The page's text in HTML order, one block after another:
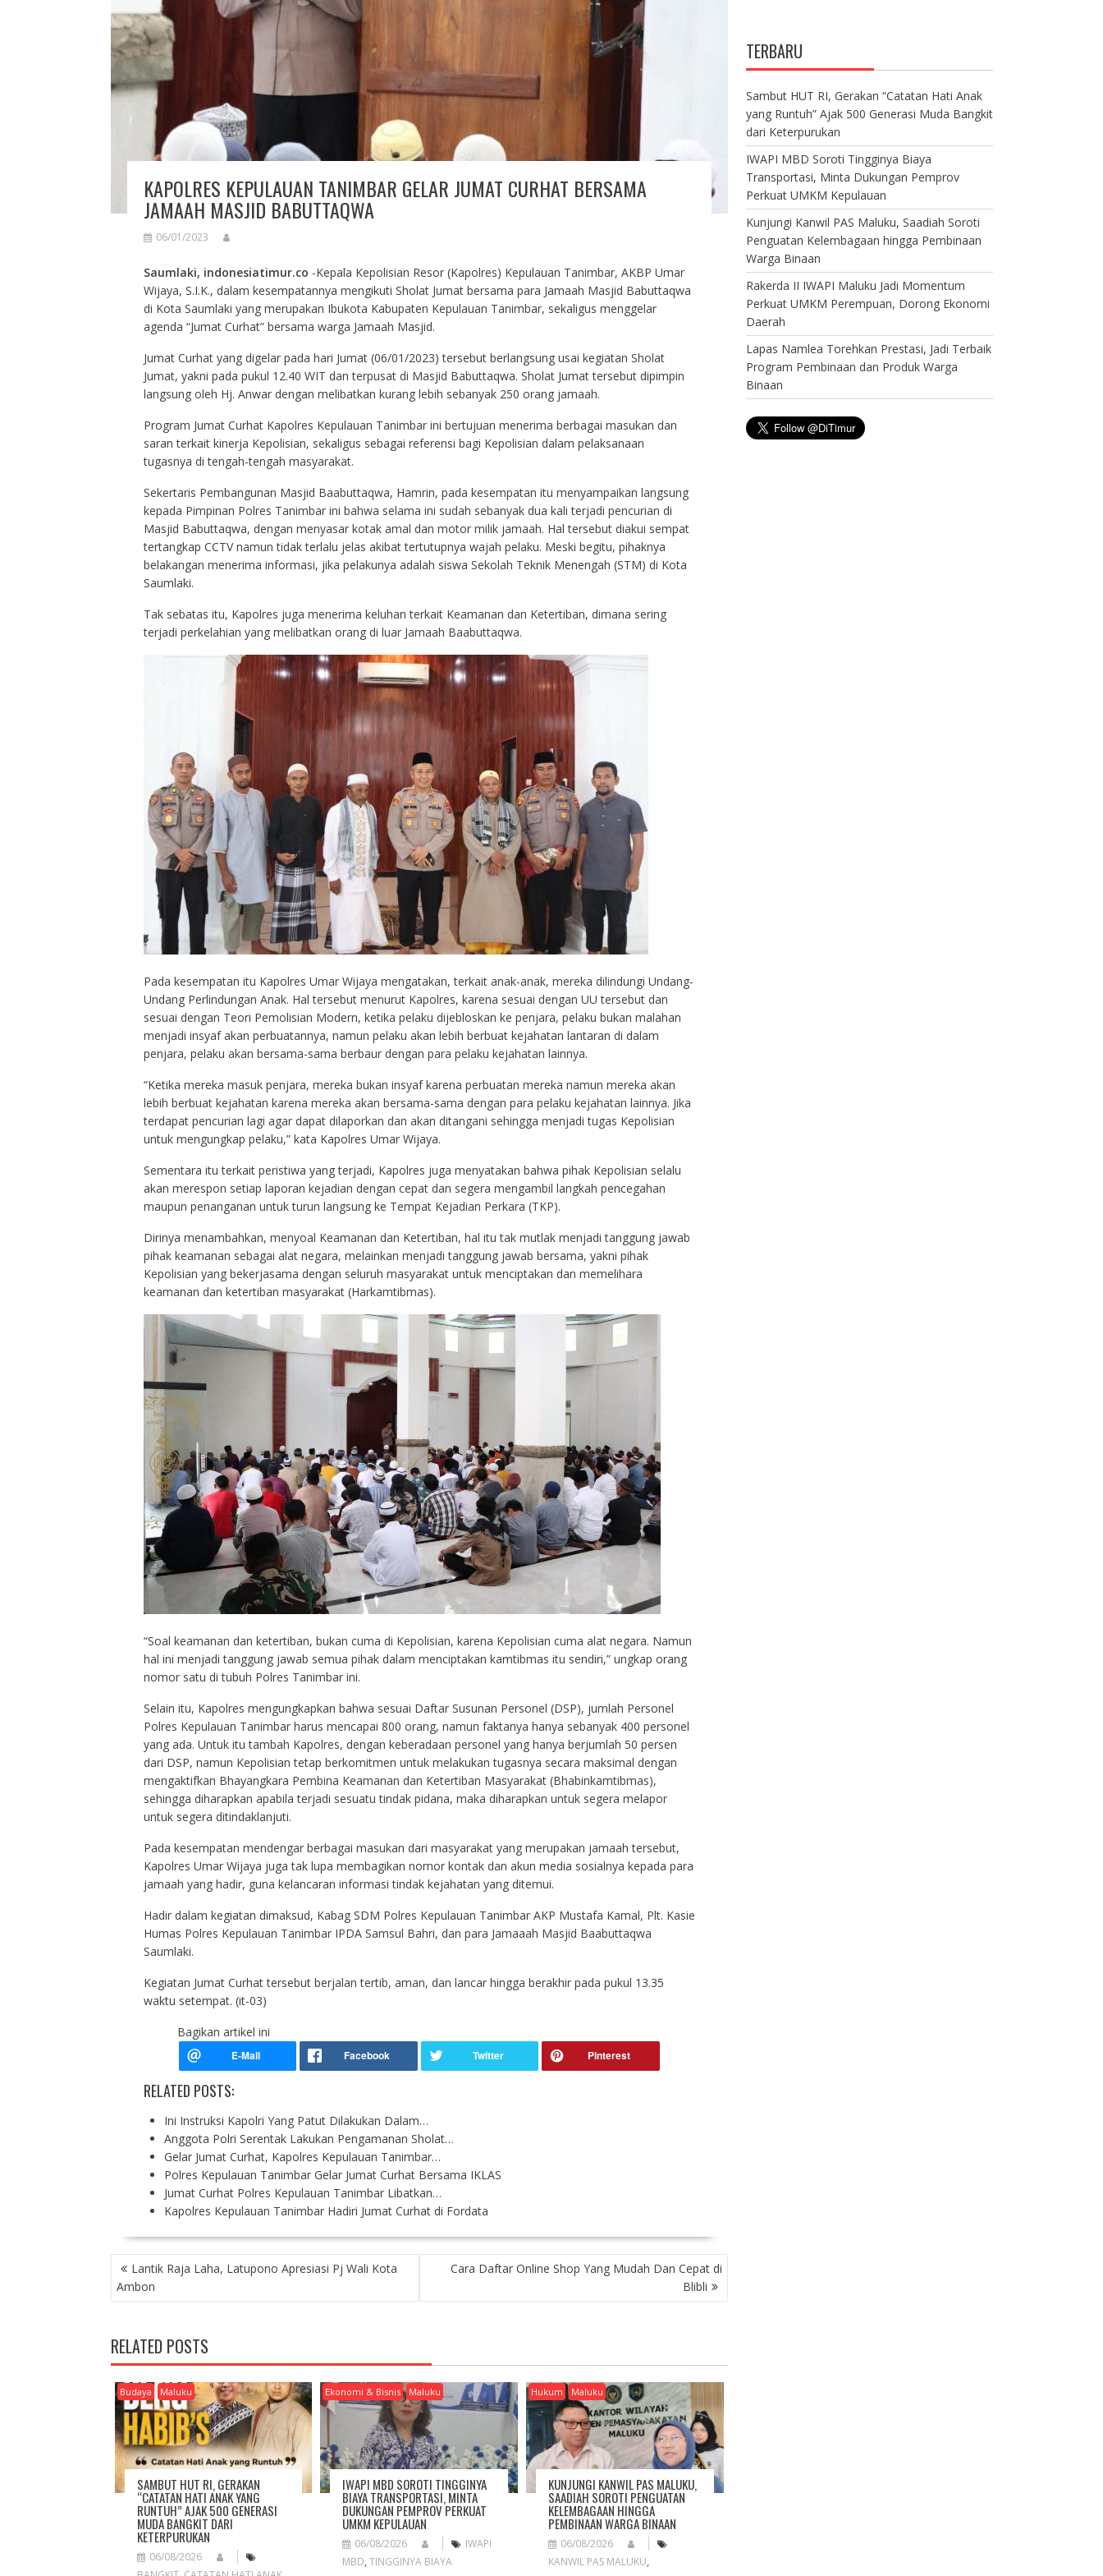
KAPOLRES KEPULAUAN TANIMBAR GELAR JUMAT CURHAT BERSAMA
JAMAAH MASJID BABUTTAQWA
06/01/2023
Saumlaki, indonesiatimur.co -Kepala Kepolisian Resor (Kapolres) Kepulauan Tanimbar, AKBP Umar
Wijaya, S.I.K., dalam kesempatannya mengikuti Sholat Jumat bersama para Jamaah Masjid Babuttaqwa
di Kota Saumlaki yang merupakan Ibukota Kabupaten Kepulauan Tanimbar, sekaligus menggelar
agenda “Jumat Curhat” bersama warga Jamaah Masjid.
Jumat Curhat yang digelar pada hari Jumat (06/01/2023) tersebut berlangsung usai kegiatan Sholat
Jumat, yakni pada pukul 12.40 WIT dan terpusat di Masjid Babuttaqwa. Sholat Jumat tersebut dipimpin
langsung oleh Hj. Anwar dengan melibatkan kurang lebih sebanyak 250 orang jamaah.
Program Jumat Curhat Kapolres Kepulauan Tanimbar ini bertujuan menerima berbagai masukan dan
saran terkait kinerja Kepolisian, sekaligus sebagai referensi bagi Kepolisian dalam pelaksanaan
tugasnya di tengah-tengah masyarakat.
Sekertaris Pembangunan Masjid Baabuttaqwa, Hamrin, pada kesempatan itu menyampaikan langsung
kepada Pimpinan Polres Tanimbar ini bahwa selama ini sudah sebanyak dua kali terjadi pencurian di
Masjid Babuttaqwa, dengan menyasar kotak amal dan motor milik jamaah. Hal tersebut diakui sempat
tertangkap CCTV namun tidak terlalu jelas akibat tertutupnya wajah pelaku. Meski begitu, pihaknya
belakangan menerima informasi, jika pelakunya adalah siswa Sekolah Teknik Menengah (STM) di Kota
Saumlaki.
Tak sebatas itu, Kapolres juga menerima keluhan terkait Keamanan dan Ketertiban, dimana sering
terjadi perkelahian yang melibatkan orang di luar Jamaah Baabuttaqwa.
Pada kesempatan itu Kapolres Umar Wijaya mengatakan, terkait anak-anak, mereka dilindungi Undang-
Undang Perlindungan Anak. Hal tersebut menurut Kapolres, karena sesuai dengan UU tersebut dan
sesuai dengan Teori Pemolisian Modern, ketika pelaku dijebloskan ke penjara, pelaku bukan malahan
menjadi insyaf akan perbuatannya, namun pelaku akan lebih berbuat kejahatan lantaran di dalam
penjara, pelaku akan bersama-sama berbaur dengan para pelaku kejahatan lainnya.
“Ketika mereka masuk penjara, mereka bukan insyaf karena perbuatan mereka namun mereka akan
lebih berbuat kejahatan karena mereka akan bersama-sama dengan para pelaku kejahatan lainnya. Jika
terdapat pencurian lagi agar dapat dilaporkan dan akan ditangani sehingga menjadi tugas Kepolisian
untuk mengungkap pelaku,” kata Kapolres Umar Wijaya.
Sementara itu terkait peristiwa yang terjadi, Kapolres juga menyatakan bahwa pihak Kepolisian selalu
akan merespon setiap laporan kejadian dengan cepat dan segera mengambil langkah pencegahan
maupun penanganan untuk turun langsung ke Tempat Kejadian Perkara (TKP).
Dirinya menambahkan, menyoal Keamanan dan Ketertiban, hal itu tak mutlak menjadi tanggung jawab
pihak keamanan sebagai alat negara, melainkan menjadi tanggung jawab bersama, yakni pihak
Kepolisian yang bekerjasama dengan seluruh masyarakat untuk menciptakan dan memelihara
keamanan dan ketertiban masyarakat (Harkamtibmas).
“Soal keamanan dan ketertiban, bukan cuma di Kepolisian, karena Kepolisian cuma alat negara. Namun
hal ini menjadi tanggung jawab semua pihak dalam menciptakan kamtibmas itu sendiri,” ungkap orang
nomor satu di tubuh Polres Tanimbar ini.
Selain itu, Kapolres mengungkapkan bahwa sesuai Daftar Susunan Personel (DSP), jumlah Personel
Polres Kepulauan Tanimbar harus mencapai 800 orang, namun faktanya hanya sebanyak 400 personel
yang ada. Untuk itu tambah Kapolres, dengan keberadaan personel yang hanya berjumlah 50 persen
dari DSP, namun Kepolisian tetap berkomitmen untuk melakukan tugasnya secara maksimal dengan
mengaktifkan Bhayangkara Pembina Keamanan dan Ketertiban Masyarakat (Bhabinkamtibmas),
sehingga diharapkan apabila terjadi sesuatu tindak pidana, maka diharapkan untuk segera melapor
untuk segera ditindaklanjuti.
Pada kesempatan mendengar berbagai masukan dari masyarakat yang merupakan jamaah tersebut,
Kapolres Umar Wijaya juga tak lupa membagikan nomor kontak dan akun media sosialnya kepada para
jamaah yang hadir, guna kelancaran informasi tindak kejahatan yang ditemui.
Hadir dalam kegiatan dimaksud, Kabag SDM Polres Kepulauan Tanimbar AKP Mustafa Kamal, Plt. Kasie
Humas Polres Kepulauan Tanimbar IPDA Samsul Bahri, dan para Jamaaah Masjid Baabuttaqwa
Saumlaki.
Kegiatan Jumat Curhat tersebut berjalan tertib, aman, dan lancar hingga berakhir pada pukul 13.35
waktu setempat. (it-03)
Bagikan artikel ini
RELATED POSTS:
Ini Instruksi Kapolri Yang Patut Dilakukan Dalam…
Anggota Polri Serentak Lakukan Pengamanan Sholat…
Gelar Jumat Curhat, Kapolres Kepulauan Tanimbar…
Polres Kepulauan Tanimbar Gelar Jumat Curhat Bersama IKLAS
Jumat Curhat Polres Kepulauan Tanimbar Libatkan…
Kapolres Kepulauan Tanimbar Hadiri Jumat Curhat di Fordata
P
O
S
N
A
V
G
A
T
O
N
Lantik Raja Laha, Latupono Apresiasi Pj Wali Kota
Ambon
Cara Daftar Online Shop Yang Mudah Dan Cepat di
Blibli
RELATED POSTS
Budaya Maluku
SAMBUT HUT RI, GERAKAN
“CATATAN HATI ANAK YANG
RUNTUH” AJAK 500 GENERASI
MUDA BANGKIT DARI
KETERPURUKAN
06/08/2026
Ekonomi & Bisnis Maluku
IWAPI MBD SOROTI TINGGINYA
BIAYA TRANSPORTASI, MINTA
DUKUNGAN PEMPROV PERKUAT
UMKM KEPULAUAN
06/08/2026
IWAPI
MBD,TINGGINYA BIAYA
Hukum Maluku
KUNJUNGI KANWIL PAS MALUKU,
SAADIAH SOROTI PENGUATAN
KELEMBAGAAN HINGGA
PEMBINAAN WARGA BINAAN
06/08/2026
KANWIL PAS MALUKU,
TERBARU
Sambut HUT RI, Gerakan “Catatan Hati Anak
yang Runtuh” Ajak 500 Generasi Muda Bangkit
dari Keterpurukan
IWAPI MBD Soroti Tingginya Biaya
Transportasi, Minta Dukungan Pemprov
Perkuat UMKM Kepulauan
Kunjungi Kanwil PAS Maluku, Saadiah Soroti
Penguatan Kelembagaan hingga Pembinaan
Warga Binaan
Rakerda II IWAPI Maluku Jadi Momentum
Perkuat UMKM Perempuan, Dorong Ekonomi
Daerah
Lapas Namlea Torehkan Prestasi, Jadi Terbaik
Program Pembinaan dan Produk Warga
Binaan